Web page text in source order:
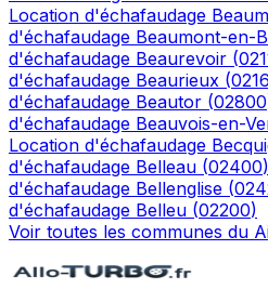
Location d'échafaudage
d'échafaudage Beaumont-en-
d'échafaudage Beaurevoir (
d'échafaudage Beaurieux (
d'échafaudage Beautor (02800
d'échafaudage Beauvois-en-
Location d'échafaudage
d'échafaudage Belleau (02400)
d'échafaudage Bellenglise (
d'échafaudage Belleu (02200)
Voir toutes les communes du